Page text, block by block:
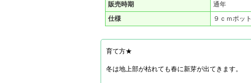
販売時期
通年
仕様
９ｃｍポット
育て方★
冬は地上部が枯れても春に新芽が出てきます。